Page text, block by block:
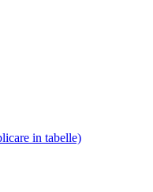
in tabelle)